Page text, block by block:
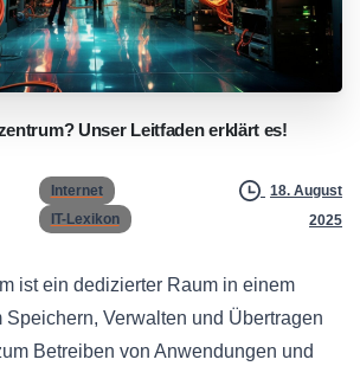
Unser Leitfaden erklärt es!
Internet
IT-Lexikon
18. August
2025
ist ein dedizierter Raum in einem
Speichern, Verwalten und Übertragen
Betreiben von Anwendungen und